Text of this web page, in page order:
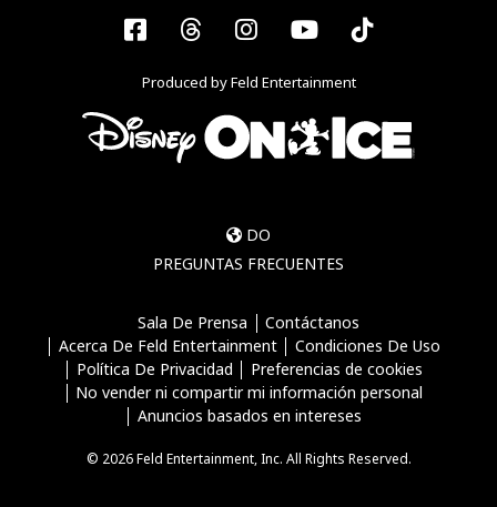
Facebook
ThreadsInstagram
YouTubeTiktok
Produced by Feld Entertainment
DO
PREGUNTAS FRECUENTES
Sala De Prensa
Contáctanos
Acerca De Feld Entertainment
Condiciones De Uso
Política De Privacidad
Preferencias de cookies
No vender ni compartir mi información personal
Anuncios basados en intereses
© 2026 Feld Entertainment, Inc. All Rights Reserved.